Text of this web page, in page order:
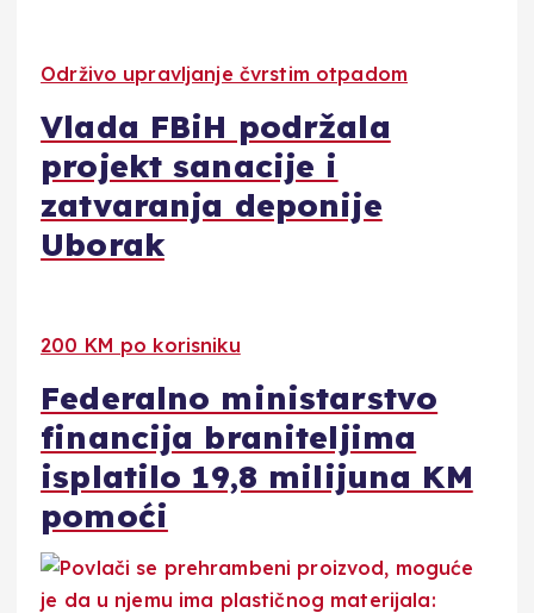
Održivo upravljanje čvrstim otpadom
Vlada FBiH podržala
projekt sanacije i
zatvaranja deponije
Uborak
200 KM po korisniku
Federalno ministarstvo
financija braniteljima
isplatilo 19,8 milijuna KM
pomoći